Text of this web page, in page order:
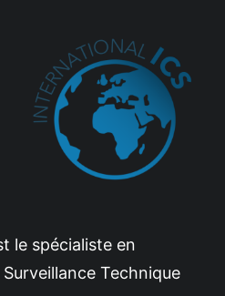
le spécialiste en
Technique